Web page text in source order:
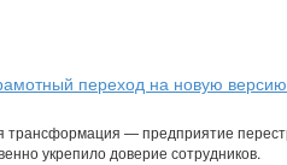
переход на новую
трансформация — предприятие
укрепило доверие сотрудников.